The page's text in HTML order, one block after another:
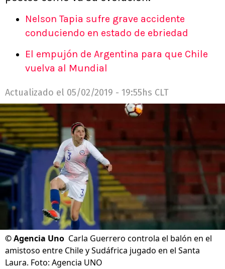
Nelson Tapia sufre grave accidente
conduciendo en estado de ebriedad
El empujón de Argentina para que Chile
vuelva al Mundial
Actualizado el 05/02/2019 - 19:55hs CLT
©Agencia Uno Carla Guerrero controla el balón en el
amistoso entre Chile y Sudáfrica jugado en el Santa
Laura. Foto: Agencia UNO